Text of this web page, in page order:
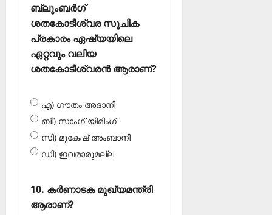
ബ്ലൂംബർഗ്
ശതകോടീശ്വര സൂചിക
പ്രകാരം ഏഷ്യയിലെ
ഏറ്റവും വലിയ
ശതകോടീശ്വരൻ ആരാണ്?
എ) ഗൗതം അദാനി
ബി) സാംഗ് യിമിംഗ്
സി) മുകേഷ് അംബാനി
ഡി) ഇവരാരുമല്ല
10. കർണാടക മുഖ്യമന്ത്രി
ആരാണ്?